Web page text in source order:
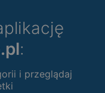
:
i przeglądaj